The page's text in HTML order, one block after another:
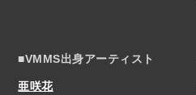
■VMMS出身アーティスト
亜咲花